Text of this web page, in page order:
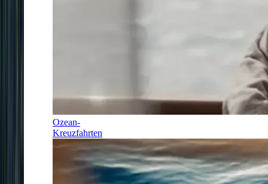
Ozean-
Kreuzfahrten